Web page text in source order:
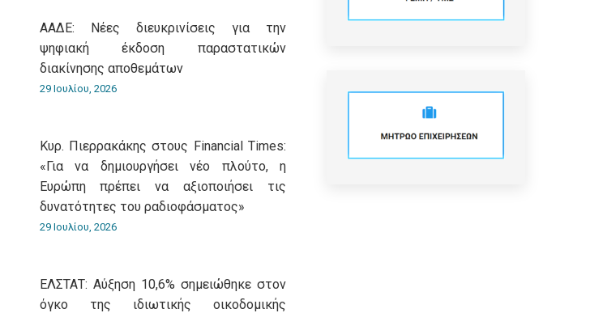
ΑΑΔΕ: Νέες διευκρινίσεις για την
ψηφιακή έκδοση παραστατικών
διακίνησης αποθεμάτων
29 Ιουλίου, 2026
Κυρ. Πιερρακάκης στους Financial Times:
«Για να δημιουργήσει νέο πλούτο, η
Ευρώπη πρέπει να αξιοποιήσει τις
δυνατότητες του ραδιοφάσματος»
29 Ιουλίου, 2026
ΕΛΣΤΑΤ: Αύξηση 10,6% σημειώθηκε στον
όγκο της ιδιωτικής οικοδομικής